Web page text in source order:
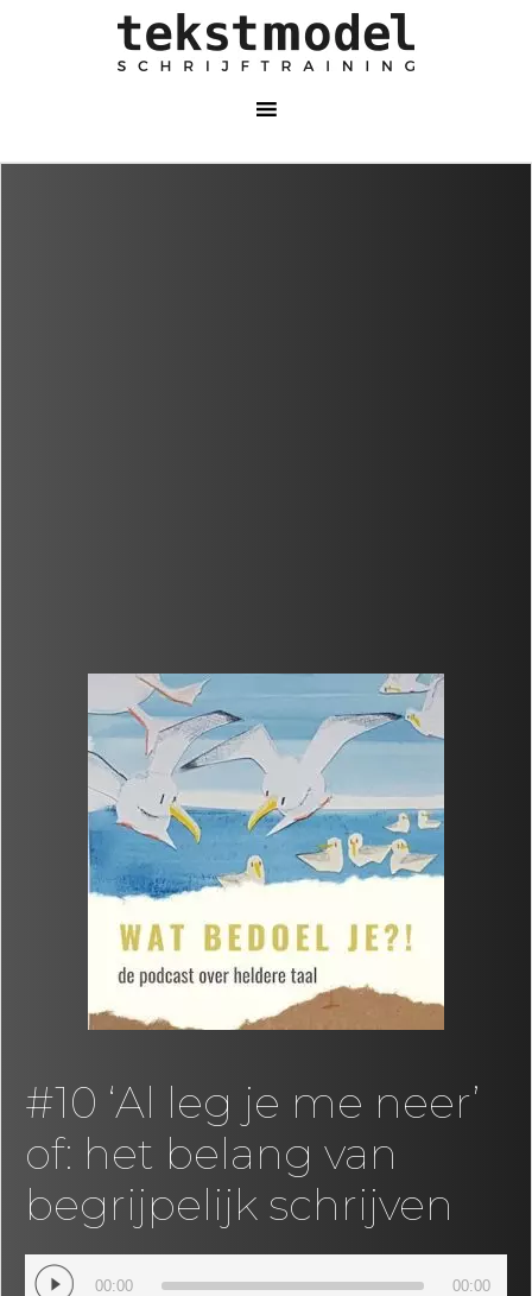
#10 ‘Al leg je me neer’
of: het belang van
begrijpelijk schrijven
Audio
00:00 00:00